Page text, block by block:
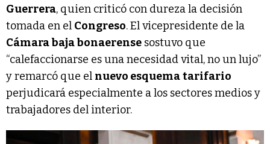
Guerrera, quien criticó con dureza la decisión
tomada en el Congreso. El vicepresidente de la
Cámara baja bonaerense sostuvo que
“calefaccionarse es una necesidad vital, no un lujo”
y remarcó que el nuevo esquematarifario
perjudicará especialmente a los sectores medios y
trabajadores del interior.